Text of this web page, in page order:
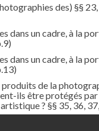
des) §§
dans un cadre, à la
dans un cadre, à la
produits de la
ils être protégés par
? §§ 35, 36,